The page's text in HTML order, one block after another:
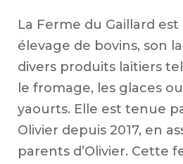
La Ferme du Gaillard
élevage de bovins, son
divers produits laitiers
le fromage, les glaces
yaourts. Elle est tenue
Olivier depuis 2017, en
parents d’Olivier. Cette